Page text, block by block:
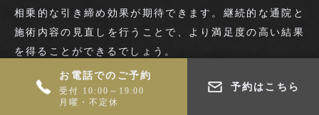
相乗的な引き締め効果が期待できます。継続的な通院と
施術内容の見直しを行うことで、より満足度の高い結果
を得ることができるでしょう。
効果がいつから現れるかについては、『
インモードの効果はいつから出るの？小顔やリフトアッ
お電話でのご予約
受付 10:00～19:00
月曜・不定休
予約はこちら